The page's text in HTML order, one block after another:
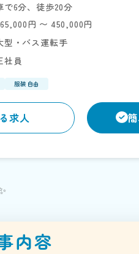
で6分、徒歩20分
円 〜 450,000円
型・バス運転手
社員
服装自由
求人
内容